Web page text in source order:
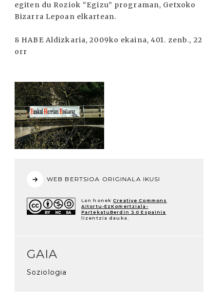
egiten du Roziok “Egizu” programan, Getxoko
Bizarra Lepoan elkartean.
8 HABE Aldizkaria, 2009ko ekaina, 401. zenb., 22
orr
WEB BERTSIOA ORIGINALA IKUSI
Lan honek Creative Commons
Aitortu-EzKomertziala-
PartekatuBerdin 3.0 Espainia
lizentzia dauka.
GAIA
Soziologia